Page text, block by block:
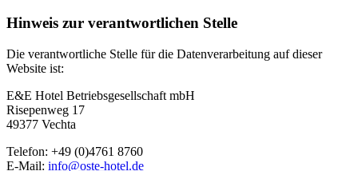
Hinweis zur verantwortlichen Stelle
Die verantwortliche Stelle für die Datenverarbeitung auf dieser
Website ist:
E&E Hotel Betriebsgesellschaft mbH
Risepenweg 17
49377 Vechta
Telefon: +49 (0)4761 8760
E-Mail: info@oste-hotel.de